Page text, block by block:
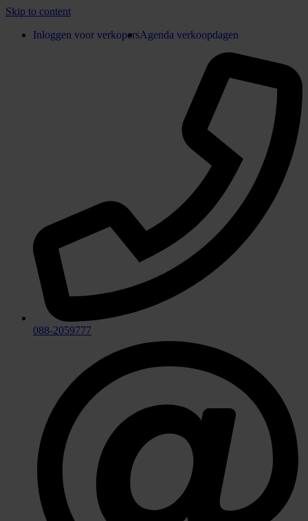
Skip to content
Inloggen voor verkopersAgenda verkoopdagen
088-2059777